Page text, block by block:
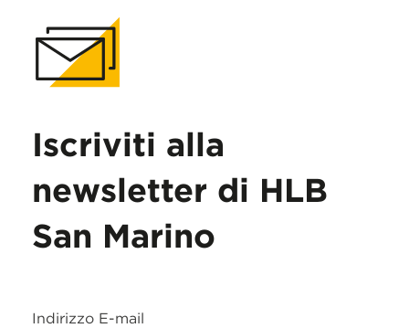
Iscriviti alla
newsletter di HLB
San Marino
Indirizzo E-mail